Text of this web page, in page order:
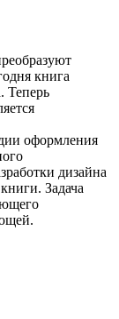
книга
Теперь
оформления
дизайна
Задача